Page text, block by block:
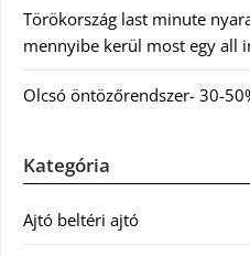
Törökország last minute
mennyibe kerül most egy all
Olcsó öntözőrendszer- 30-
Kategória
Ajtó beltéri ajtó